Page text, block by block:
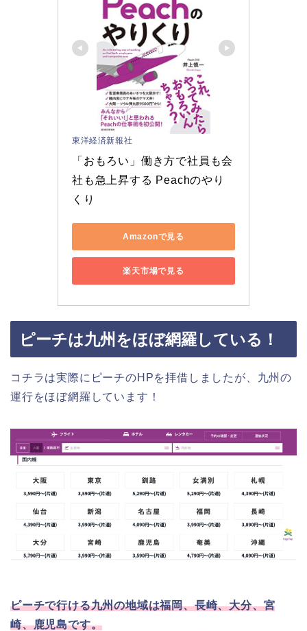
東洋経済新報社
「おもろい」働き方で社員も会
社も急上昇する Peachのやり
くり
Amazonで見る
楽天市場で見る
ピーチは九州をほぼ網羅している！
コチラは実際にピーチのHPを拝借しましたが、九州の
運行をほぼ網羅しています！
ピーチで行ける九州の地域は福岡、長崎、大分、宮
崎、鹿児島です。